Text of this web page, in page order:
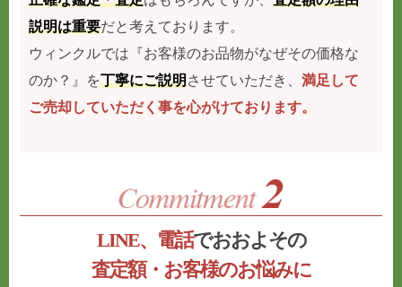
説明は重要だと考えております。
ウィンクルでは『お客様のお品物がなぜその価格な
のか？』を丁寧にご説明させていただき、満足して
ご売却していただく事を心がけております。
LINE、電話でおおよその
査定額・お客様のお悩みに